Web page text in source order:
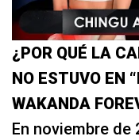
¿POR QUÉ LA
NO ESTUVO EN
WAKANDA
En noviembre de